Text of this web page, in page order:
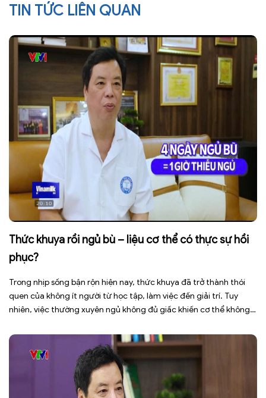
TIN TỨC LIÊN QUAN
Thức khuya rồi ngủ bù – liệu cơ thể có thực sự hồi
phục?
Trong nhịp sống bận rộn hiện nay, thức khuya đã trở thành thói
quen của không ít người từ học tập, làm việc đến giải trí. Tuy
nhiên, việc thường xuyên ngủ không đủ giấc khiến cơ thể không
trung, […]